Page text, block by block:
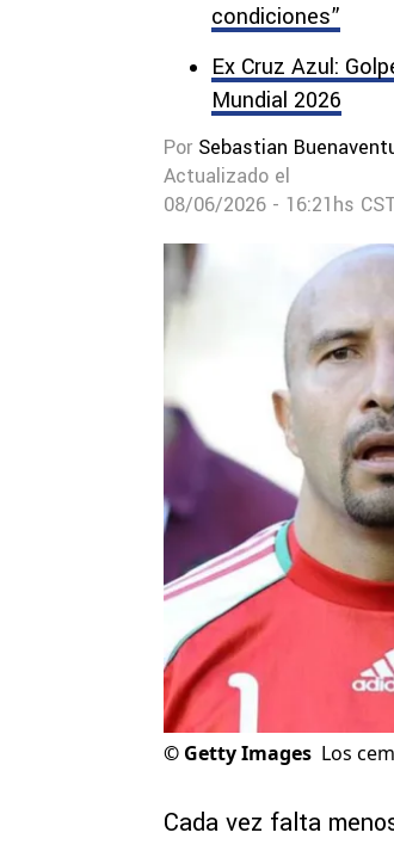
condiciones”
Ex Cruz Azul:
Mundial 2026
Por Sebastian
Actualizado el
08/06/2026 - 16:21hs
© Getty Images Los
Cada vez falta